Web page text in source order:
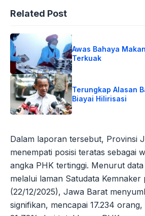
Related Post
Awas Bahaya
Terkuak
Terungkap Alasan
Biayai Hilirisasi
Dalam laporan tersebut, Provinsi
menempati posisi teratas sebagai
angka PHK tertinggi. Menurut data
melalui laman Satudata Kemnaker
(22/12/2025), Jawa Barat
signifikan, mencapai 17.234